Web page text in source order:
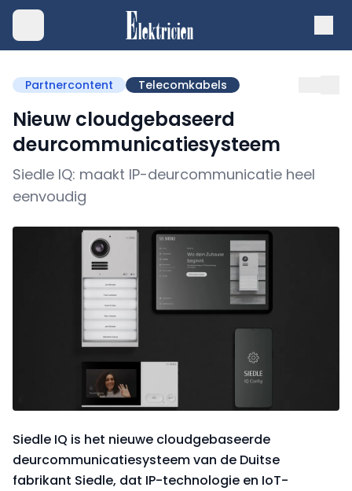
Partnercontent Telecomkabels
Nieuw cloudgebaseerd
deurcommunicatiesysteem
Siedle IQ: maakt IP-deurcommunicatie heel
eenvoudig
Siedle IQ is het nieuwe cloudgebaseerde
deurcommunicatiesysteem van de Duitse
fabrikant Siedle, dat IP-technologie en IoT-